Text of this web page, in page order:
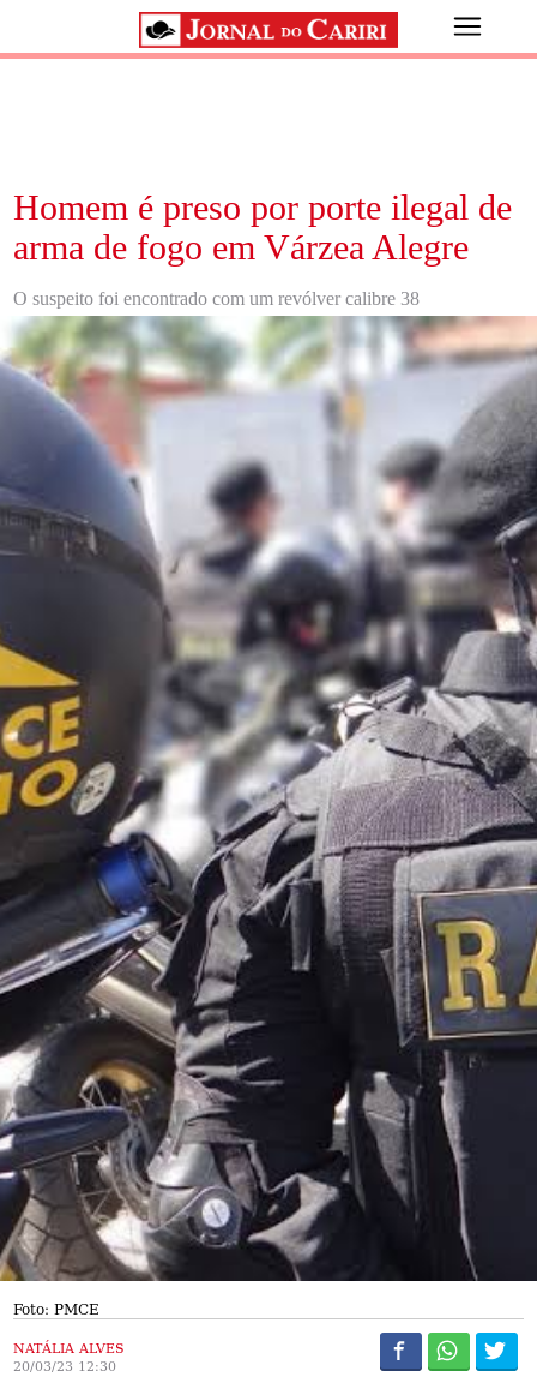
Homem é preso por porte ilegal de
arma de fogo em Várzea Alegre
O suspeito foi encontrado com um revólver calibre 38
Foto: PMCE
NATÁLIA ALVES
20/03/23 12:30